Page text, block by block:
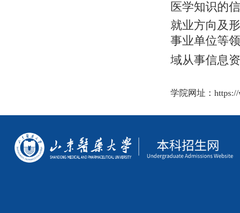
医学知识的
就业方向及
事业单位等领
域从事信息
学院网址：https://